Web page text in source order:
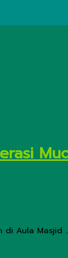
di Aula Masjid